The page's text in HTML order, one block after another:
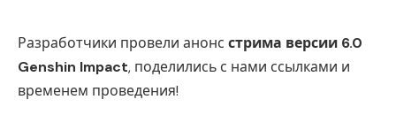
Разработчики провели анонс стрима версии 6.0
Genshin Impact, поделились с нами ссылками и
временем проведения!